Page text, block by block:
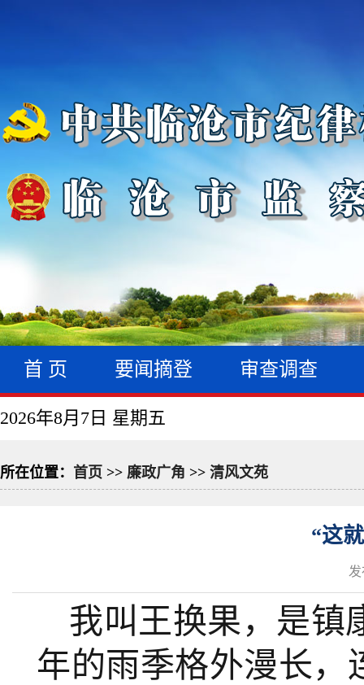
首 页 要闻摘登 审查调查
2026年8月7日 星期五
所在位置： 首页 >> 廉政广角 >> 清风文苑
“这
我叫王换果，是镇
年的雨季格外漫长，